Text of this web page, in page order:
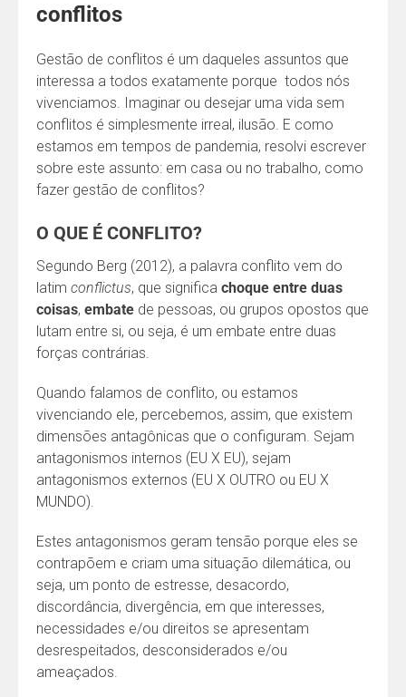
conflitos
Gestão de conflitos é um daqueles assuntos que
interessa a todos exatamente porque todos nós
vivenciamos. Imaginar ou desejar uma vida sem
conflitos é simplesmente irreal, ilusão. E como
estamos em tempos de pandemia, resolvi escrever
sobre este assunto: em casa ou no trabalho, como
fazer gestão de conflitos?
O QUE É CONFLITO?
Segundo Berg (2012), a palavra conflito vem do
latim conflictus, que significa choque entre duas
coisas, embate de pessoas, ou grupos opostos que
lutam entre si, ou seja, é um embate entre duas
forças contrárias.
Quando falamos de conflito, ou estamos
vivenciando ele, percebemos, assim, que existem
dimensões antagônicas que o configuram. Sejam
antagonismos internos (EU X EU), sejam
antagonismos externos (EU X OUTRO ou EU X
MUNDO).
Estes antagonismos geram tensão porque eles se
contrapõem e criam uma situação dilemática, ou
seja, um ponto de estresse, desacordo,
discordância, divergência, em que interesses,
necessidades e/ou direitos se apresentam
desrespeitados, desconsiderados e/ou
ameaçados.